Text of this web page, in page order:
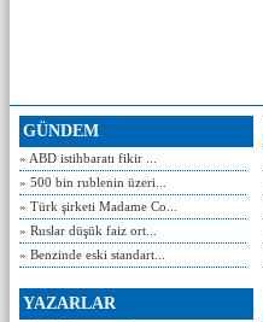
GÜNDEM
» ABD istihbaratı fikir ...
» 500 bin rublenin üzeri...
» Türk şirketi Madame Co...
» Ruslar düşük faiz ort...
» Benzinde eski standart...
YAZARLAR